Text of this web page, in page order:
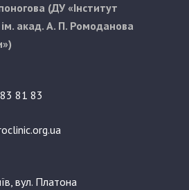
(ДУ «Інститут
ім. акад. А. П. Ромоданова
81 83
вул. Платона